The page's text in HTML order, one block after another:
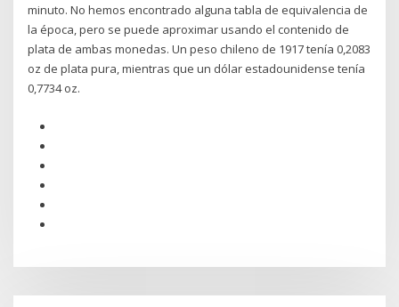
minuto. No hemos encontrado alguna tabla de equivalencia de
la época, pero se puede aproximar usando el contenido de
plata de ambas monedas. Un peso chileno de 1917 tenía 0,2083
oz de plata pura, mientras que un dólar estadounidense tenía
0,7734 oz.